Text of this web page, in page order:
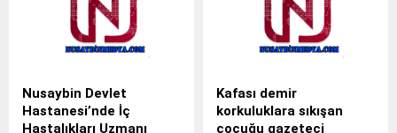
Nusaybin Devlet
Hastanesi’nde İç
Hastalıkları Uzmanı
Kafası demir
korkuluklara sıkışan
çocuğu gazeteci